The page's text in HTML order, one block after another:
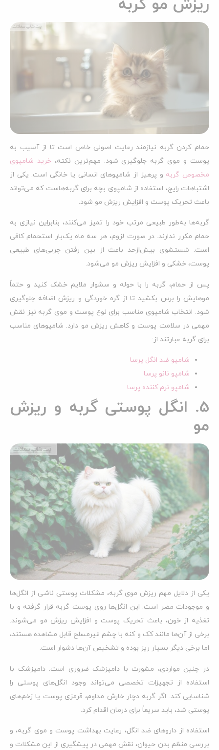
ریزش مو گربه
حمام کردن گربه نیازمند رعایت اصولی خاص است تا از آسیب به
پوست و موی گربه جلوگیری شود. مهم‌ترین نکته،خرید شامپوی
مخصوص گربه و پرهیز از شامپوهای انسانی یا خانگی است. یکی از
اشتباهات رایج، استفاده از شامپوی بچه برای گربه‌هاست که می‌تواند
باعث تحریک پوست و افزایش ریزش مو شود.
گربه‌ها به‌طور طبیعی مرتب خود را تمیز می‌کنند، بنابراین نیازی به
حمام مکرر ندارند. در صورت لزوم، هر سه ماه یک‌بار استحمام کافی
است. شستشوی بیش‌ازحد باعث از بین رفتن چربی‌های طبیعی
پوست، خشکی و افزایش ریزش مو می‌شود.
پس از حمام، گربه را با حوله و سشوار ملایم خشک کنید و حتماً
موهایش را برس بکشید تا از گره خوردگی و ریزش اضافه جلوگیری
شود. انتخاب شامپوی مناسب برای نوع پوست و موی گربه نیز نقش
مهمی در سلامت پوست و کاهش ریزش مو دارد. شامپوهای مناسب
برای گربه عبارتند از:
شامپو ضد انگل پرسا
شامپو نانو پرسا
شامپو نرم کننده پرسا
5. انگل پوستی گربه و ریزش
مو
یکی از دلایل مهم ریزش موی گربه، مشکلات پوستی ناشی از انگل‌ها
و موجودات مضر است. این انگل‌ها روی پوست گربه قرار گرفته و با
تغذیه از خون، باعث تحریک پوست و افزایش ریزش مو می‌شوند.
برخی از آن‌ها مانند کک و کنه با چشم غیرمسلح قابل مشاهده هستند،
اما برخی دیگر بسیار ریز بوده و تشخیص آن‌ها دشوار است.
در چنین مواردی، مشورت با دامپزشک ضروری است. دامپزشک با
استفاده از تجهیزات تخصصی می‌تواند وجود انگل‌های پوستی را
شناسایی کند. اگر گربه دچار خارش مداوم، قرمزی پوست یا زخم‌های
پوستی شد، باید سریعاً برای درمان اقدام کرد.
استفاده از داروهای ضد انگل، رعایت بهداشت پوست و موی گربه، و
بررسی منظم بدن حیوان، نقش مهمی در پیشگیری از این مشکلات و